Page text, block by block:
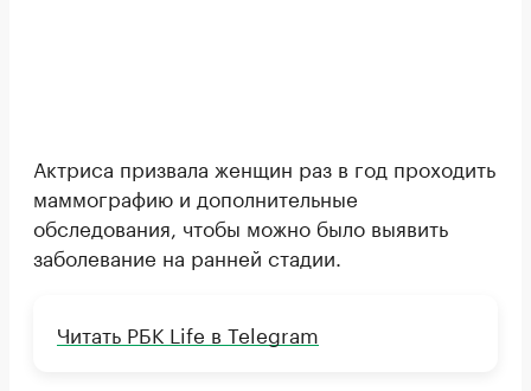
Актриса призвала женщин раз в год проходить
маммографию и дополнительные
обследования, чтобы можно было выявить
заболевание на ранней стадии.
Читать РБК Life в Telegram